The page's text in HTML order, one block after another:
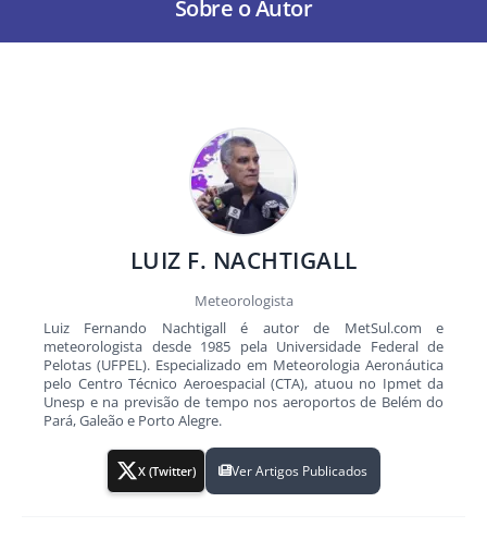
Sobre o Autor
LUIZ F. NACHTIGALL
Meteorologista
Luiz Fernando Nachtigall é autor de MetSul.com e
meteorologista desde 1985 pela Universidade Federal de
Pelotas (UFPEL). Especializado em Meteorologia Aeronáutica
pelo Centro Técnico Aeroespacial (CTA), atuou no Ipmet da
Unesp e na previsão de tempo nos aeroportos de Belém do
Pará, Galeão e Porto Alegre.
X (Twitter) Ver Artigos Publicados